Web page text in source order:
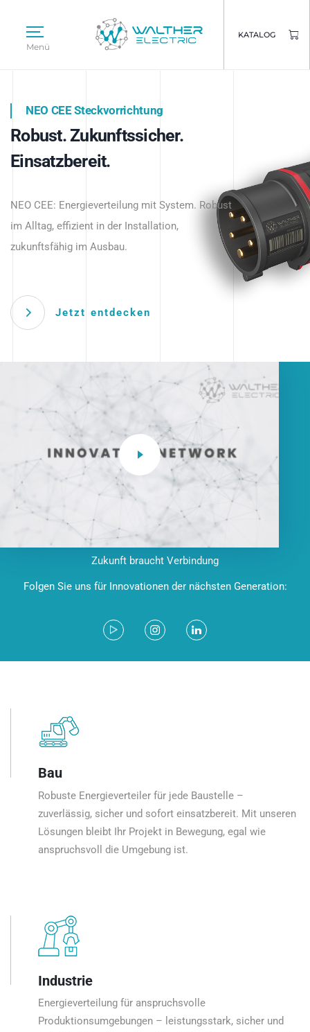
Menü
KATALOG
Intelligente Stromverteilung
beginnt hier.
NEO CEE Steckvorrichtung
Robust. Zukunftssicher.
Einsatzbereit.
NEO CEE: Energieverteilung mit System. Robust
im Alltag, effizient in der Installation,
zukunftsfähig im Ausbau.
Jetzt entdecken
Intelligenz trifft Energie.
Anwendungen – robust, IP-geschützt und
zukunftsfähig.
Zukunft braucht Verbindung
Folgen Sie uns für Innovationen der nächsten Generation:
Bau
Robuste Energieverteiler für jede Baustelle –
zuverlässig, sicher und sofort einsatzbereit. Mit unseren
Lösungen bleibt Ihr Projekt in Bewegung, egal wie
anspruchsvoll die Umgebung ist.
Industrie
Energieverteilung für anspruchsvolle
Produktionsumgebungen – leistungsstark, sicher und